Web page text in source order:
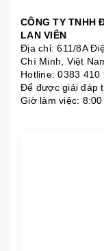
CÔNG TY TNHH
LAN VIÊN
Địa chỉ: 611/8A
Chí Minh, Việt
Hotline:0383 410
Để được giải đáp
Giờ làm việc: